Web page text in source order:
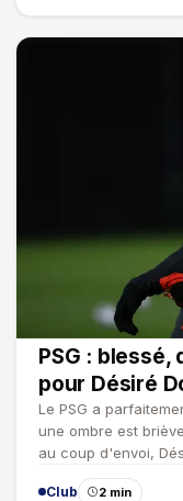
PSG :
pour Désiré
Le PSG a
une ombre est
au coup d'envoi,
Club 2 min